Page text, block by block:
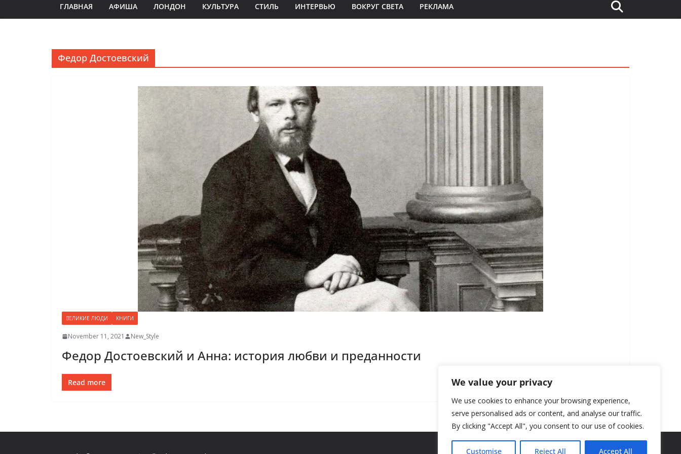
We value your privacy
We use cookies to enhance your browsing experience,
serve personalised ads or content, and analyse our traffic.
By clicking "Accept All", you consent to our use of cookies.
Customise Reject All Accept All
ГЛАВНАЯ АФИША ЛОНДОН КУЛЬТУРА СТИЛЬ ИНТЕРВЬЮ ВОКРУГ СВЕТА РЕКЛАМА
Федор Достоевский
ВЕЛИКИЕ ЛЮДИ КНИГИ
November 11, 2021 New_Style
Федор Достоевский и Анна: история любви и преданности
Read more